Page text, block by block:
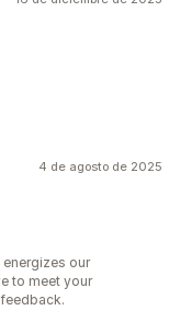
4 de agosto de 2025
our
to meet your